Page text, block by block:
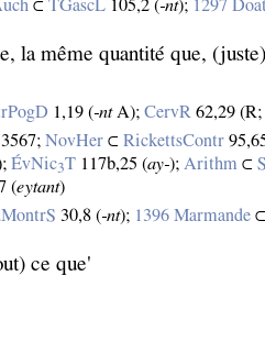
⊂TGascL 105,2 (‑nt); 1297 Doat
la même quantité que,
1,19 (‑ntA);CervR 62,29
3567;NovHer ⊂RickettsContr
ÉvNic3T 117b,25 (ay‑); Arithm ⊂
(eytant)
30,8 (‑nt); 1396 Marmande ⊂
ce que'